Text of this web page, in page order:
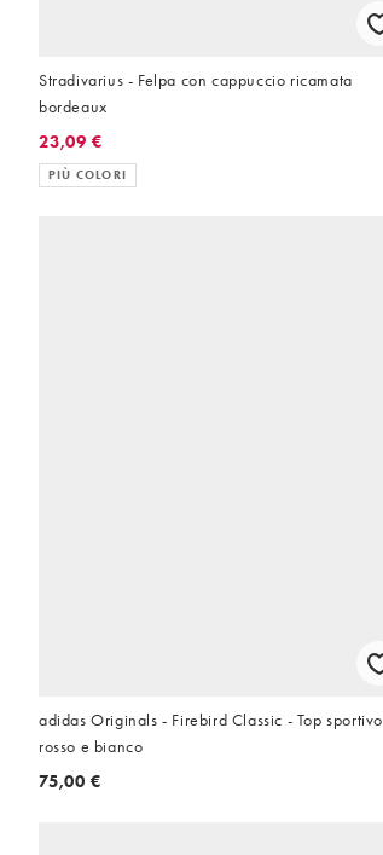
Stradivarius - Felpa con cappuccio ricamata
bordeaux
23,09 €
PIÙ COLORI
adidas Originals - Firebird Classic - Top sportivo
rosso e bianco
75,00 €